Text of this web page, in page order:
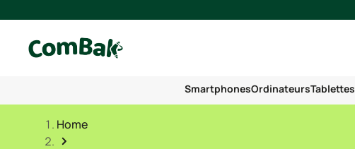
SmartphonesOrdinateursTablettes
Home